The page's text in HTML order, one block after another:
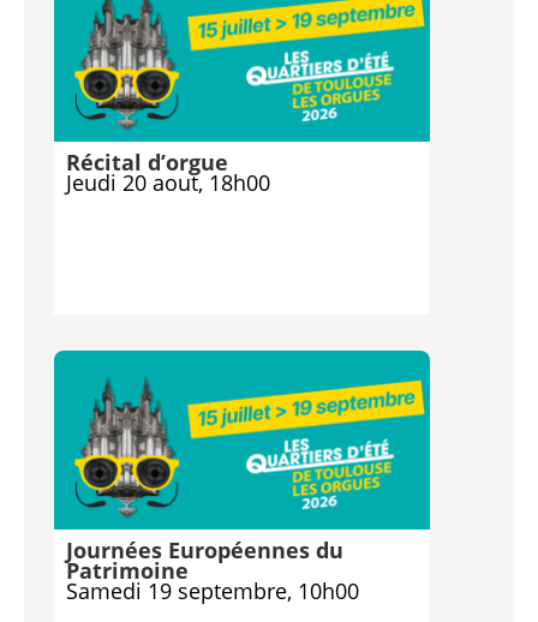
Récital d’orgue
Jeudi 20 aout, 18h00
Journées Européennes du
Patrimoine
Samedi 19 septembre, 10h00